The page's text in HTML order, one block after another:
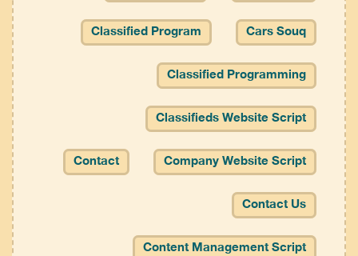
Cars Souq
Classified Program
Classified Programming
Classifieds Website Script
Company Website Script
Contact
Contact Us
Content Management Script